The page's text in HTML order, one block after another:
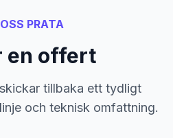
PRATA
en offert
tillbaka ett tydligt
och teknisk omfattning.